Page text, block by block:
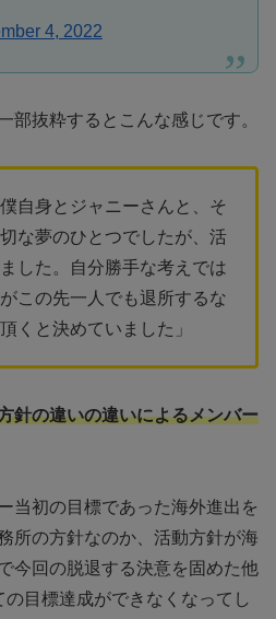
4, 2022
部抜粋するとこんな感じです。
自身とジャニーさんと、そ
な夢のひとつでしたが、活
した。自分勝手な考えでは
この先一人でも退所するな
くと決めていました」
針の違いの違いによるメンバー
当初の目標であった海外進出を
所の方針なのか、活動方針が海
今回の脱退する決意を固めた他
目標達成ができなくなってし